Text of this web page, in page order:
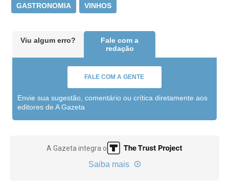
GASTRONOMIA VINHOS
Viu algum erro?
Fale com a
redação
FALE COM A GENTE
Envie sua sugestão, comentário ou crítica diretamente aos
editores de A Gazeta
A Gazeta integra o
Saiba mais